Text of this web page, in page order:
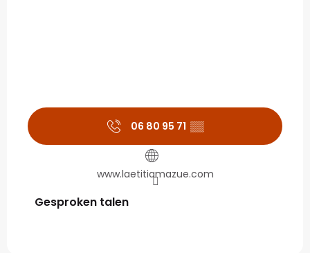
06 80 95 71 ▒▒
www.laetitiamazue.com
Gesproken talen
Gesproken talen